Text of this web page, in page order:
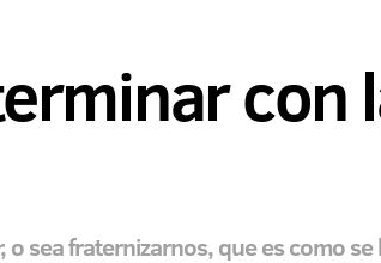
con
sea fraternizarnos, que es como